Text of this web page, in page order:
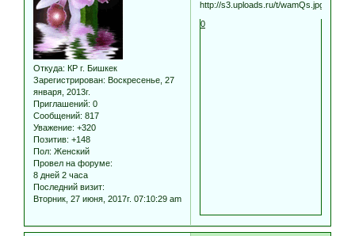
Откуда: КР г. Бишкек
Зарегистрирован: Воскресенье, 27
января, 2013г.
Приглашений: 0
Сообщений: 817
Уважение: +320
Позитив: +148
Пол: Женский
Провел на форуме:
8 дней 2 часа
Последний визит:
Вторник, 27 июня, 2017г. 07:10:29 am
0